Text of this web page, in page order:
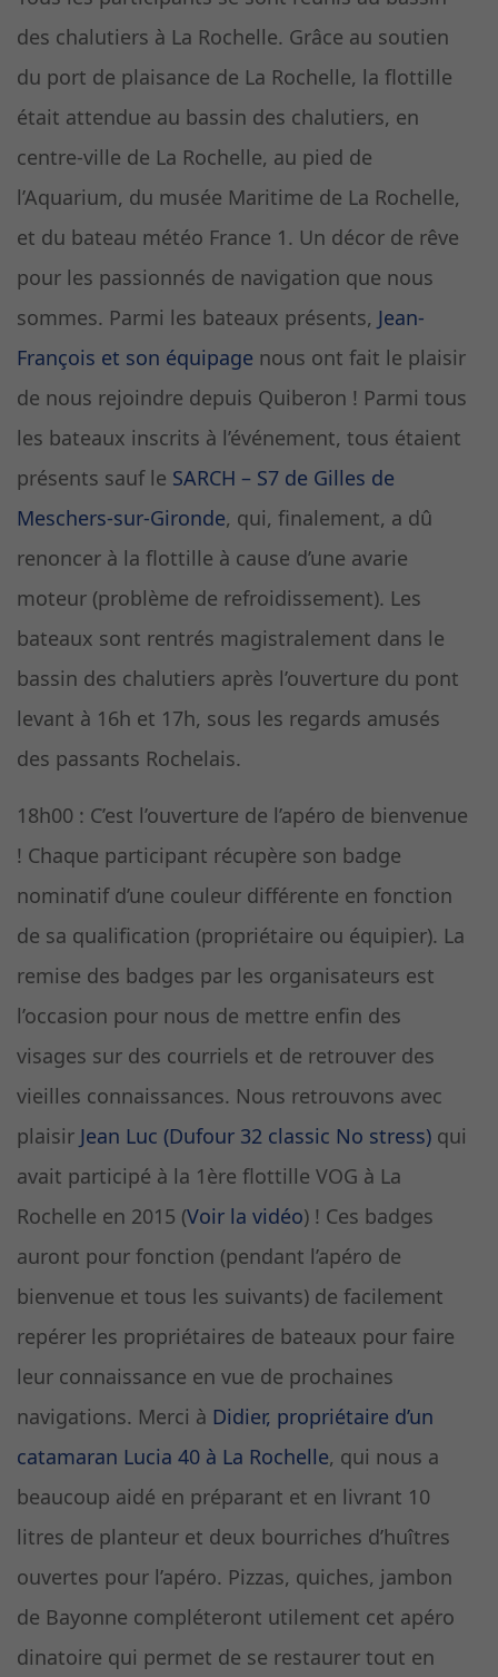
des chalutiers à La Rochelle. Grâce au soutien
du port de plaisance de La Rochelle, la flottille
était attendue au bassin des chalutiers, en
centre-ville de La Rochelle, au pied de
l’Aquarium, du musée Maritime de La Rochelle,
et du bateau météo France 1. Un décor de rêve
pour les passionnés de navigation que nous
sommes. Parmi les bateaux présents, Jean-
François et son équipage nous ont fait le plaisir
de nous rejoindre depuis Quiberon ! Parmi tous
les bateaux inscrits à l’événement, tous étaient
présents sauf le SARCH – S7 de Gilles de
Meschers-sur-Gironde, qui, finalement, a dû
renoncer à la flottille à cause d’une avarie
moteur (problème de refroidissement). Les
bateaux sont rentrés magistralement dans le
bassin des chalutiers après l’ouverture du pont
levant à 16h et 17h, sous les regards amusés
des passants Rochelais.
18h00 : C’est l’ouverture de l’apéro de bienvenue
! Chaque participant récupère son badge
nominatif d’une couleur différente en fonction
de sa qualification (propriétaire ou équipier). La
remise des badges par les organisateurs est
l’occasion pour nous de mettre enfin des
visages sur des courriels et de retrouver des
vieilles connaissances. Nous retrouvons avec
plaisir Jean Luc (Dufour 32 classic No stress) qui
avait participé à la 1ère flottille VOG à La
Rochelle en 2015 (Voir la vidéo) ! Ces badges
auront pour fonction (pendant l’apéro de
bienvenue et tous les suivants) de facilement
repérer les propriétaires de bateaux pour faire
leur connaissance en vue de prochaines
navigations. Merci à Didier, propriétaire d’un
catamaran Lucia 40 à La Rochelle, qui nous a
beaucoup aidé en préparant et en livrant 10
litres de planteur et deux bourriches d’huîtres
ouvertes pour l’apéro. Pizzas, quiches, jambon
de Bayonne compléteront utilement cet apéro
dinatoire qui permet de se restaurer tout en